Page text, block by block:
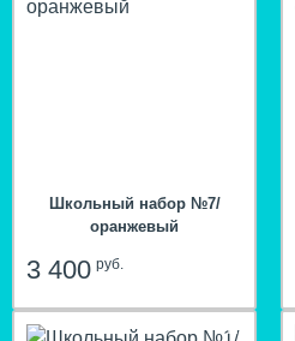
Школьный набор №7/
оранжевый
3 400руб.